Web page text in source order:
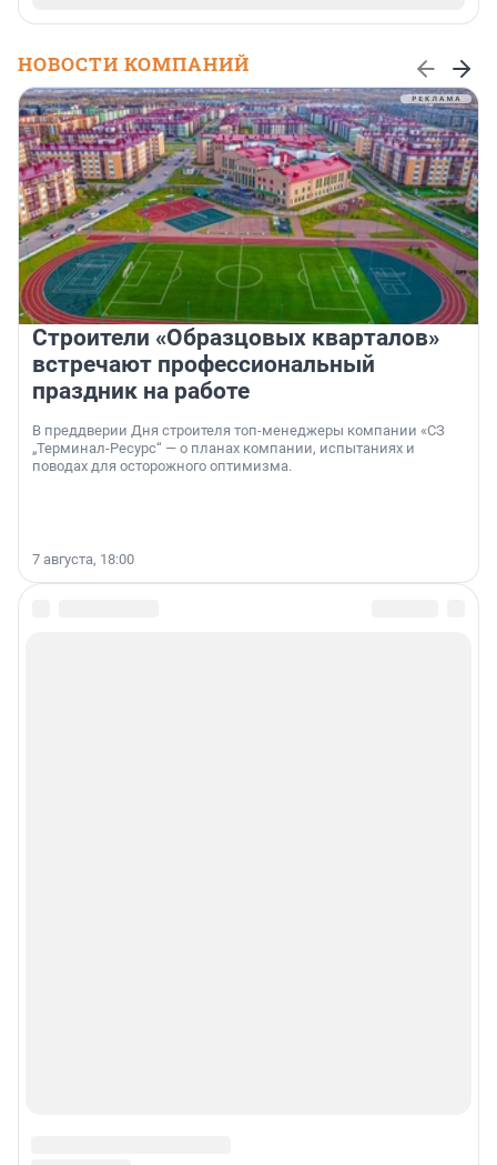
НОВОСТИ КОМПАНИЙ
Строители «Образцовых кварталов»
встречают профессиональный
праздник на работе
В преддверии Дня строителя топ-менеджеры компании «СЗ
„Терминал-Ресурс“ — о планах компании, испытаниях и
поводах для осторожного оптимизма.
7 августа, 18:00